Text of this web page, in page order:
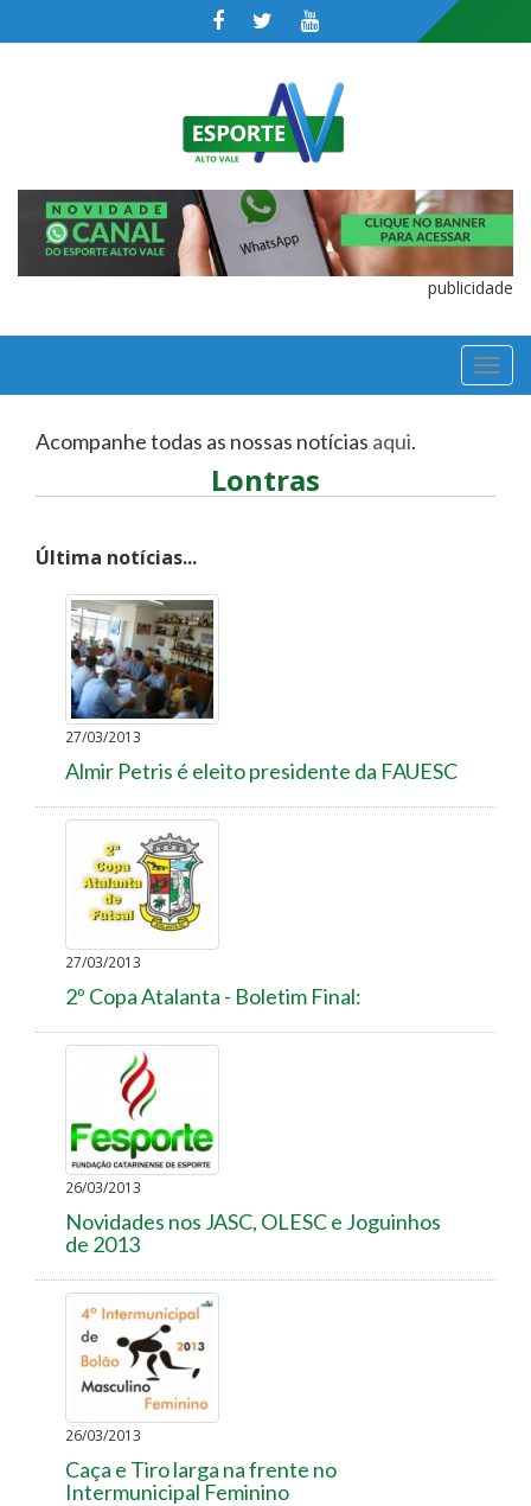
publicidade
Acompanhe todas as nossas notícias aqui.
Lontras
Última notícias...
27/03/2013
Almir Petris é eleito presidente da FAUESC
27/03/2013
2º Copa Atalanta - Boletim Final:
26/03/2013
Novidades nos JASC, OLESC e Joguinhos
de 2013
26/03/2013
Caça e Tiro larga na frente no
Intermunicipal Feminino